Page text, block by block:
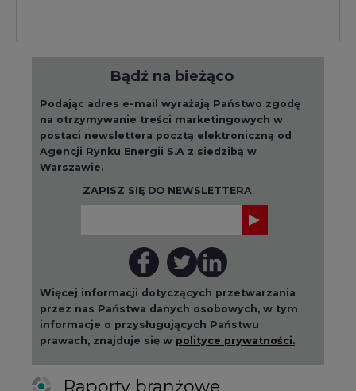
Bądź na bieżąco
Podając adres e-mail wyrażają Państwo zgodę
na otrzymywanie treści marketingowych w
postaci newslettera pocztą elektroniczną od
Agencji Rynku Energii S.A z siedzibą w
Warszawie.
ZAPISZ SIĘ DO NEWSLETTERA
Więcej informacji dotyczących przetwarzania
przez nas Państwa danych osobowych, w tym
informacje o przysługujących Państwu
prawach, znajduje się w polityce prywatności.
Raporty branżowe